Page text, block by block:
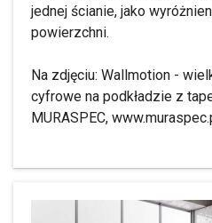
jednej ścianie, jako
powierzchni.
Na zdjęciu: Wallmotion -
cyfrowe na podkładzie z
MURASPEC,